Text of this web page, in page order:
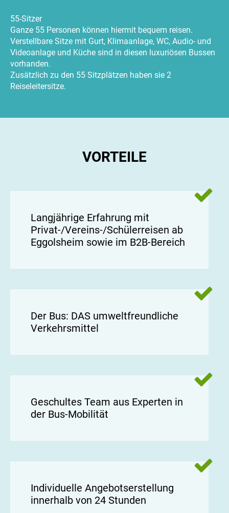
55-Sitzer
Ganze 55 Personen können hiermit bequem reisen.
Verstellbare Sitze mit Gurt, Klimaanlage, WC, Audio- und
Videoanlage und Küche sind in diesen luxuriösen Bussen
vorhanden.
Zusätzlich zu den 55 Sitzplätzen haben sie 2
Reiseleitersitze.
VORTEILE
Langjährige Erfahrung mit
Privat-/Vereins-/Schülerreisen ab
Eggolsheim sowie im B2B-Bereich
Der Bus: DAS umweltfreundliche
Verkehrsmittel
Geschultes Team aus Experten in
der Bus-Mobilität
Individuelle Angebotserstellung
innerhalb von 24 Stunden